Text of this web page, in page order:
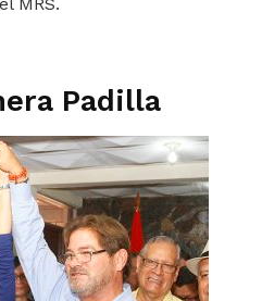
Padilla